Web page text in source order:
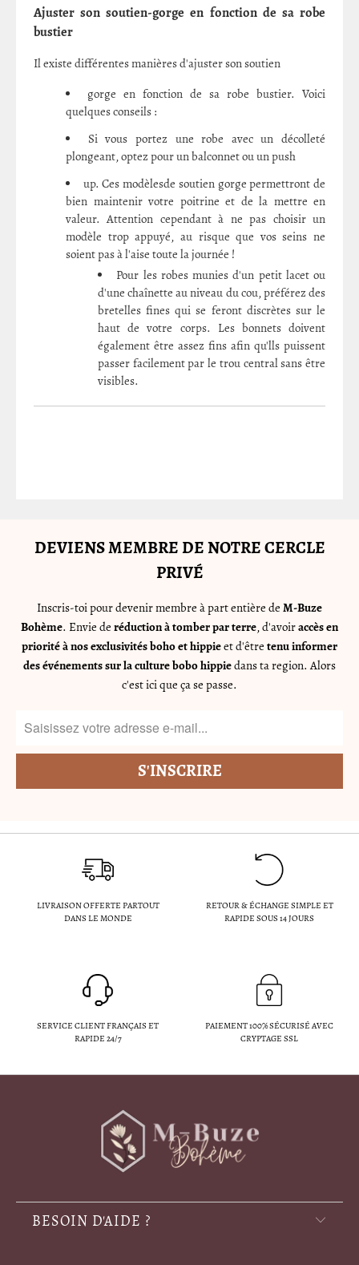
Ajuster son soutien-gorge en fonction de sa robe
bustier
Il existe différentes manières d'ajuster son soutien
gorge en fonction de sa robe bustier. Voici
quelques conseils :
Si vous portez une robe avec un décolleté
plongeant, optez pour un balconnet ou un push
up. Ces modèlesde soutien gorge permettront de
bien maintenir votre poitrine et de la mettre en
valeur. Attention cependant à ne pas choisir un
modèle trop appuyé, au risque que vos seins ne
soient pas à l'aise toute la journée !
Pour les robes munies d'un petit lacet ou
d'une chaînette au niveau du cou, préférez des
bretelles fines qui se feront discrètes sur le
haut de votre corps. Les bonnets doivent
également être assez fins afin qu'lls puissent
passer facilement par le trou central sans être
visibles.
DEVIENS MEMBRE DE NOTRE CERCLE
PRIVÉ
Inscris-toi pour devenir membre à part entière de M-Buze
Bohème. Envie de réduction à tomber par terre, d'avoiraccès en
priorité à nos exclusivités boho et hippieet d'être tenu informer
des événements sur la culture bobo hippiedans ta region. Alors
c'est ici que ça se passe.
LIVRAISON OFFERTE PARTOUT
DANS LE MONDE
RETOUR & ÉCHANGE SIMPLE ET
RAPIDE SOUS 14 JOURS
SERVICE CLIENT FRANÇAIS ET
RAPIDE 24/7
PAIEMENT 100% SÉCURISÉ AVEC
CRYPTAGE SSL
BESOIN D'AIDE ?